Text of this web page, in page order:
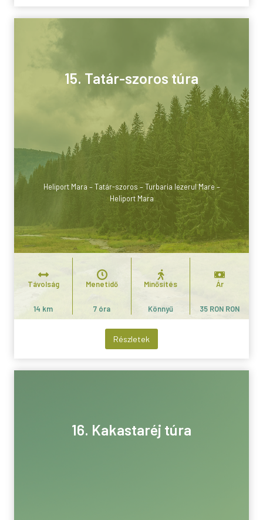
15. Tatár-szoros túra
Heliport Mara – Tatár-szoros – Turbaria Iezerul Mare –
Heliport Mara
Távolság
14 km
Menetidő
7 óra
Minősítés
Könnyű
Ár
35 RON RON
Részletek
16. Kakastaréj túra